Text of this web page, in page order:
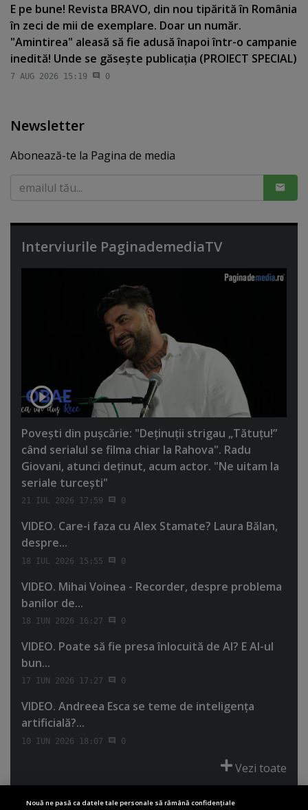
E pe bune! Revista BRAVO, din nou tipărită în România
în zeci de mii de exemplare. Doar un număr.
"Amintirea" aleasă să fie adusă înapoi într-o campanie
inedită! Unde se găseşte publicaţia (PROIECT SPECIAL)
7 AUG 2026 15:19 0
Newsletter
Abonează-te la Pagina de media
Interviurile PaginademediaTV
Poveşti din puşcărie: "Deţinuţii strigau „Tătuţu!”
când serialul se filma chiar la Rahova". Radu
Giovani, atunci deţinut, acum actor. "Ne uitam la
seriale turceşti"
21 IUL 2026 17:59 0
VIDEO. Care-i faza cu Alex Stamate? Laura Bălan,
despre...
18 IUL 2026 15:55 0
VIDEO. Mihai Voinea - Recorder, despre problema
banilor de...
18 IUN 2026 16:27 0
VIDEO. Poate să fie presa înlocuită de AI? E AI-ul
bun...
17 IUN 2026 17:27 0
VIDEO. Andreea Esca se teme de inteligenţa
artificială?...
10 IUN 2026 18:07 0
Vezi toate
Nouă ne pasă ca datele tale personale să rămână confidențiale